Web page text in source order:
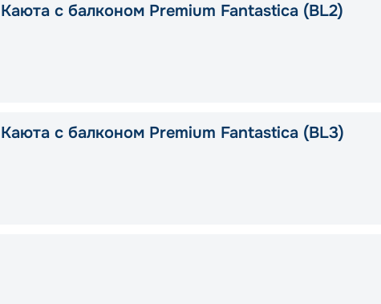
Каюта с балконом Premium Fantastica (BL2)
Каюта с балконом Premium Fantastica (BL3)